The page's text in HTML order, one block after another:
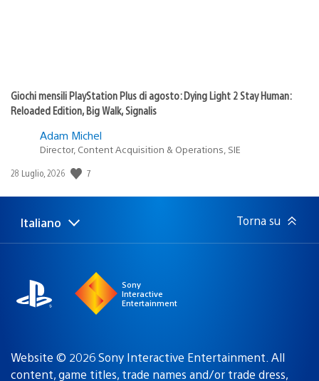
Giochi mensili PlayStation Plus di agosto: Dying Light 2 Stay Human:
Reloaded Edition, Big Walk, Signalis
Adam Michel
Director, Content Acquisition & Operations, SIE
Data
pubblicazione:
28 Luglio, 2026 7
Seleziona
una
Regione
attuale:
Italiano Torna su
Sony
Interactive
Entertainment
Website © 2026 Sony Interactive Entertainment. All
content, game titles, trade names and/or trade dress,